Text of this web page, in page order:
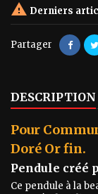
 Derniers
Partager
DESCRIPTION
Pour
Doré Or fin.
Pendule créé
Ce pendule à la